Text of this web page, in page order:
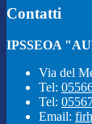
Contatti
IPSSEOA
Via del
Tel:
Tel:
Email: